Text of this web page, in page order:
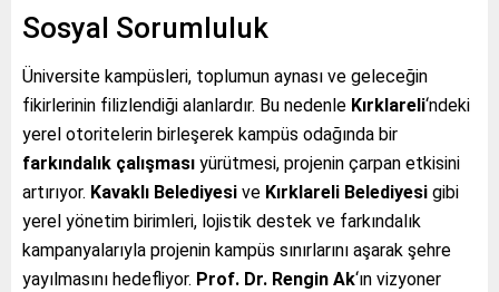
Sosyal Sorumluluk
Üniversite kampüsleri, toplumun aynası ve geleceğin
fikirlerinin filizlendiği alanlardır. Bu nedenle Kırklareli‘ndeki
yerel otoritelerin birleşerek kampüs odağında bir
farkındalık çalışması yürütmesi, projenin çarpan etkisini
artırıyor. Kavaklı Belediyesi ve Kırklareli Belediyesi gibi
yerel yönetim birimleri, lojistik destek ve farkındalık
kampanyalarıyla projenin kampüs sınırlarını aşarak şehre
yayılmasını hedefliyor. Prof. Dr. Rengin Ak‘ın vizyoner